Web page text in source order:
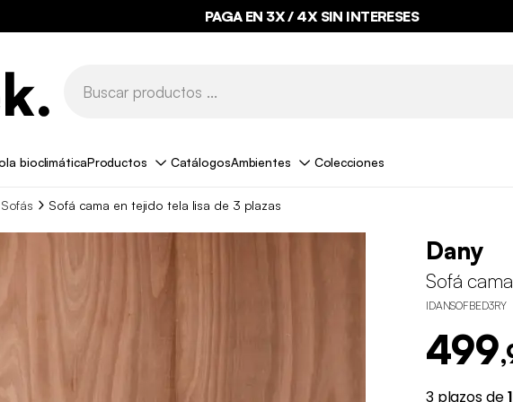
PAGA EN 3X / 4X SIN INTERESES
bioclimáticaProductos CatálogosAmbientes Colecciones
Sofás Sofá cama en tejido tela lisa de 3 plazas
Dany
Sofá
IDANSOFBED3RY
499